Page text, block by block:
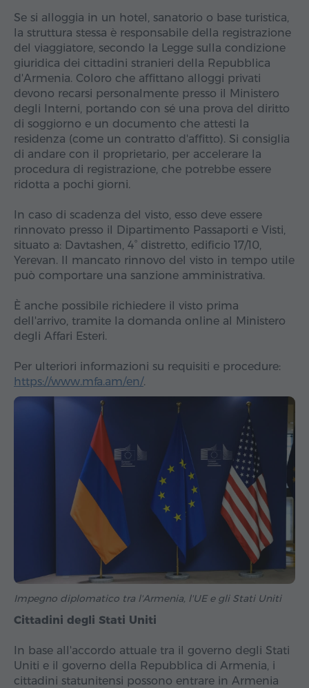
Se si alloggia in un hotel, sanatorio o base turistica,
la struttura stessa è responsabile della registrazione
del viaggiatore, secondo la Legge sulla condizione
giuridica dei cittadini stranieri della Repubblica
d'Armenia. Coloro che affittano alloggi privati
devono recarsi personalmente presso il Ministero
degli Interni, portando con sé una prova del diritto
di soggiorno e un documento che attesti la
residenza (come un contratto d'affitto). Si consiglia
di andare con il proprietario, per accelerare la
procedura di registrazione, che potrebbe essere
ridotta a pochi giorni.
In caso di scadenza del visto, esso deve essere
rinnovato presso il Dipartimento Passaporti e Visti,
situato a: Davtashen, 4° distretto, edificio 17/10,
Yerevan. Il mancato rinnovo del visto in tempo utile
può comportare una sanzione amministrativa.
È anche possibile richiedere il visto prima
dell'arrivo, tramite la domanda online al Ministero
degli Affari Esteri.
Per ulteriori informazioni su requisiti e procedure:
https://www.mfa.am/en/.
Impegno diplomatico tra l'Armenia, l'UE e gli Stati Uniti
Cittadini degli Stati Uniti
In base all'accordo attuale tra il governo degli Stati
Uniti e il governo della Repubblica di Armenia, i
cittadini statunitensi possono entrare in Armenia